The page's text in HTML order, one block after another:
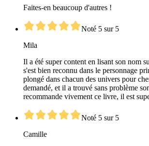
Faites-en beaucoup d'autres !
Noté 5 sur 5
Mila
Il a été super content en lisant son nom
s'est bien reconnu dans le personnage
plongé dans chacun des univers pour
demandé, et il a trouvé sans problème
recommande vivement ce livre, il est
Noté 5 sur 5
Camille